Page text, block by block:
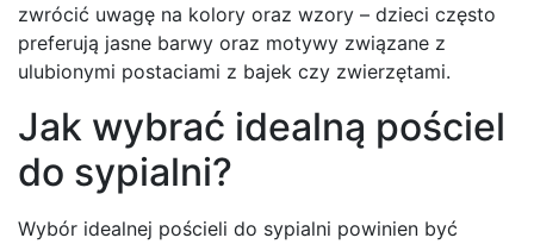
zwrócić uwagę na kolory oraz wzory – dzieci często
preferują jasne barwy oraz motywy związane z
ulubionymi postaciami z bajek czy zwierzętami.
Jak wybrać idealną pościel
do sypialni?
Wybór idealnej pościeli do sypialni powinien być